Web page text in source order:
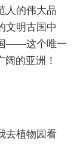
人的伟大品
文明古国中
国——这个唯一
的亚洲！
去植物园看